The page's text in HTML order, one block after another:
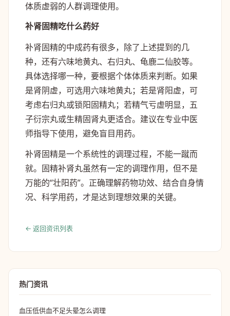
体质虚弱的人群调理使用。
补肾固精吃什么药好
补肾固精的中成药有很多，除了上述提到的几
种，还有六味地黄丸、右归丸、龟鹿二仙胶等。
具体选择哪一种，要根据个体体质来判断。如果
是肾阴虚，可选用六味地黄丸；若是肾阳虚，可
考虑右归丸或锁阳固精丸；若精气亏虚明显，五
子衍宗丸或生精固肾丸更适合。建议在专业中医
师指导下使用，避免盲目用药。
补肾固精是一个系统性的调理过程，不能一蹴而
就。固精补肾丸虽然有一定的调理作用，但不是
万能的“壮阳药”。正确理解药物功效、结合自身情
况、科学用药，才是达到理想效果的关键。
← 返回资讯列表
热门资讯
血压低供血不足头晕怎么调理